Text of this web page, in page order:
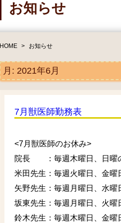
お知らせ
HOME > お知らせ
月: 2021年6月
7月獣医師勤務表
<7月獣医師のお休み>
院長 ：毎週木曜日、日曜
米田先生：毎週火曜日、金曜
矢野先生：毎週月曜日、水
坂東先生：毎週月曜日、火曜
鈴木先生：毎週木曜日、金曜